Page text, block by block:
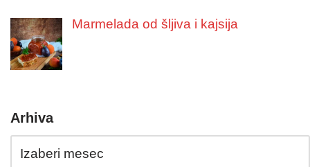
Marmelada od šljiva i kajsija
Arhiva